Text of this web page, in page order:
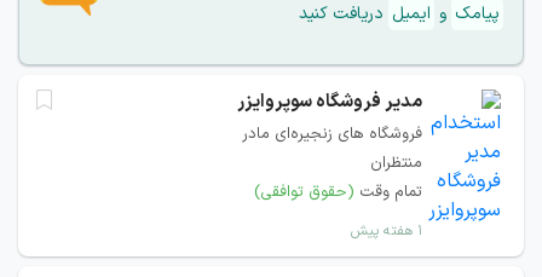
پیامک و ایمیل دریافت کنید
مدیر فروشگاه سوپروایزر
فروشگاه های زنجیره‌ای مادر
منتظران
تمام وقت (حقوق توافقی)
۱ هفته پیش